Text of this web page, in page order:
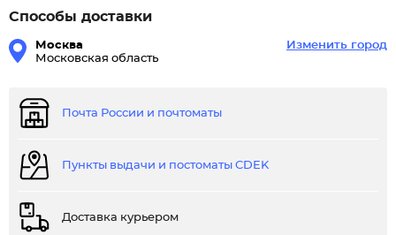
Способы доставки
Москва
Московская область
Изменить город
Почта России и почтоматы
Пункты выдачи и постоматы CDEK
Доставка курьером